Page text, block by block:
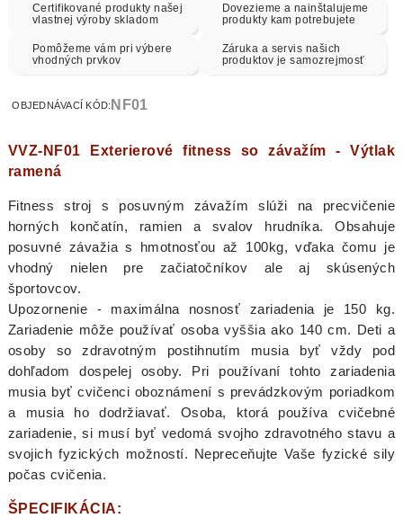
Certifikované produkty našej
vlastnej výroby skladom
Dovezieme a nainštalujeme
produkty kam potrebujete
Pomôžeme vám pri výbere
vhodných prvkov
Záruka a servis našich
produktov je samozrejmosť
OBJEDNÁVACÍ KÓD: NF01
VVZ-NF01 Exterierové fitness so závažím - Výtlak
ramená
Fitness stroj s posuvným závažím slúži na precvičenie
horných končatín, ramien a svalov hrudníka. Obsahuje
posuvné závažia s hmotnosťou až 100kg, vďaka čomu je
vhodný nielen pre začiatočníkov ale aj skúsených
športovcov.
Upozornenie - maximálna nosnosť zariadenia je 150 kg.
Zariadenie môže používať osoba vyššia ako 140 cm. Deti a
osoby so zdravotným postihnutím musia byť vždy pod
dohľadom dospelej osoby. Pri používaní tohto zariadenia
musia byť cvičenci oboznámení s prevádzkovým poriadkom
a musia ho dodržiavať. Osoba, ktorá používa cvičebné
zariadenie, si musí byť vedomá svojho zdravotného stavu a
svojich fyzických možností. Nepreceňujte Vaše fyzické sily
počas cvičenia.
ŠPECIFIKÁCIA: